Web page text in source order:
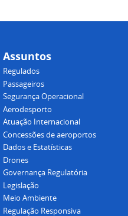
Assuntos
Regulados
Passageiros
Segurança Operacional
Aerodesporto
Atuação Internacional
Concessões de aeroportos
Dados e Estatísticas
Drones
Governança Regulatória
Legislação
Meio Ambiente
Regulação Responsiva